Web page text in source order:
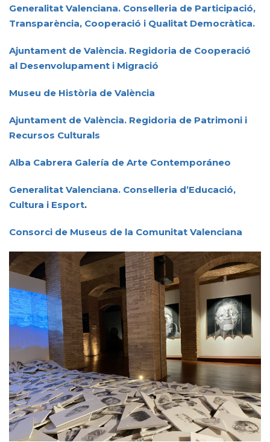
Generalitat Valenciana. Conselleria de Participació,
Transparència, Cooperació i Qualitat Democràtica.
Ajuntament de València. Regidoria de Cooperació
al Desenvolupament i Migració
Museu de Història de València
Ajuntament de València. Regidoria de Patrimoni i
Recursos Culturals
Alba Cabrera Galería de Arte Contemporáneo
Generalitat Valenciana. Conselleria d’Educació,
Cultura i Esport.
Consorci de Museus de la Comunitat Valenciana